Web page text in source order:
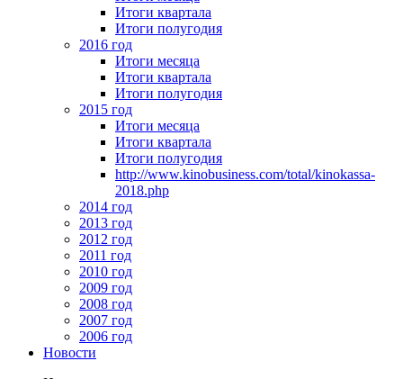
Итоги квартала
Итоги полугодия
2016 год
Итоги месяца
Итоги квартала
Итоги полугодия
2015 год
Итоги месяца
Итоги квартала
Итоги полугодия
http://www.kinobusiness.com/total/kinokassa-
2018.php
2014 год
2013 год
2012 год
2011 год
2010 год
2009 год
2008 год
2007 год
2006 год
Новости